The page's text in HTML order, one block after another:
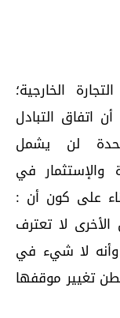
الخارجية؛
أن اتفاق التبادل
لن يشمل
والإستثمار في
على كون أن :
الأخرى لا تعترف
وأنه لا شيء في
تغيير موقفها